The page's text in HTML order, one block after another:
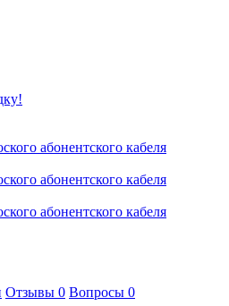
Отзывы 0 Вопросы 0